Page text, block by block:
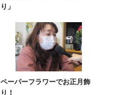
り」
ペーパーフラワーでお正月飾
り！